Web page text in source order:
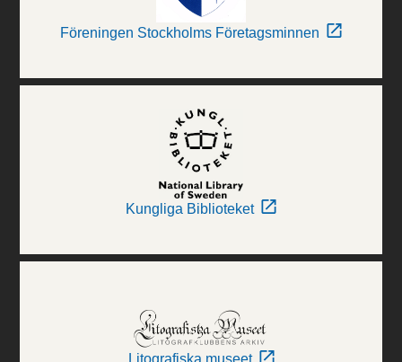
Föreningen Stockholms Företagsminnen
Kungliga Biblioteket